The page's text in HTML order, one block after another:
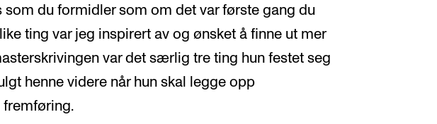
som du formidler som om det var første gang du
ting var jeg inspirert av og ønsket å finne ut mer
var det særlig tre ting hun festet seg
henne videre når hun skal legge opp
fremføring.